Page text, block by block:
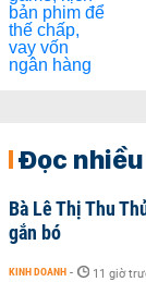
Đọc
Bà Lê Thị Thu
gắn bó
KINH DOANH - 11 giờ